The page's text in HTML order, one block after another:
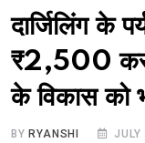
दार्जिलिंग के
₹2,500
के विकास को
BYRYANSHI